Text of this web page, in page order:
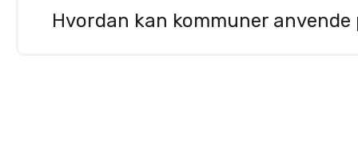
udviklet til at understøtte compliance. Det
rapportering, daglige arbejdsgange og audits
Hvordan kan kommuner